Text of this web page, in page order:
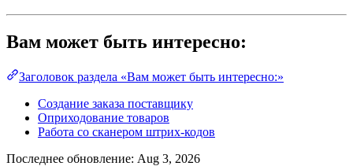
Вам может быть интересно:
Заголовок раздела «Вам может быть интересно:»
Создание заказа поставщику
Оприходование товаров
Работа со сканером штрих-кодов
Последнее обновление: Aug 3, 2026